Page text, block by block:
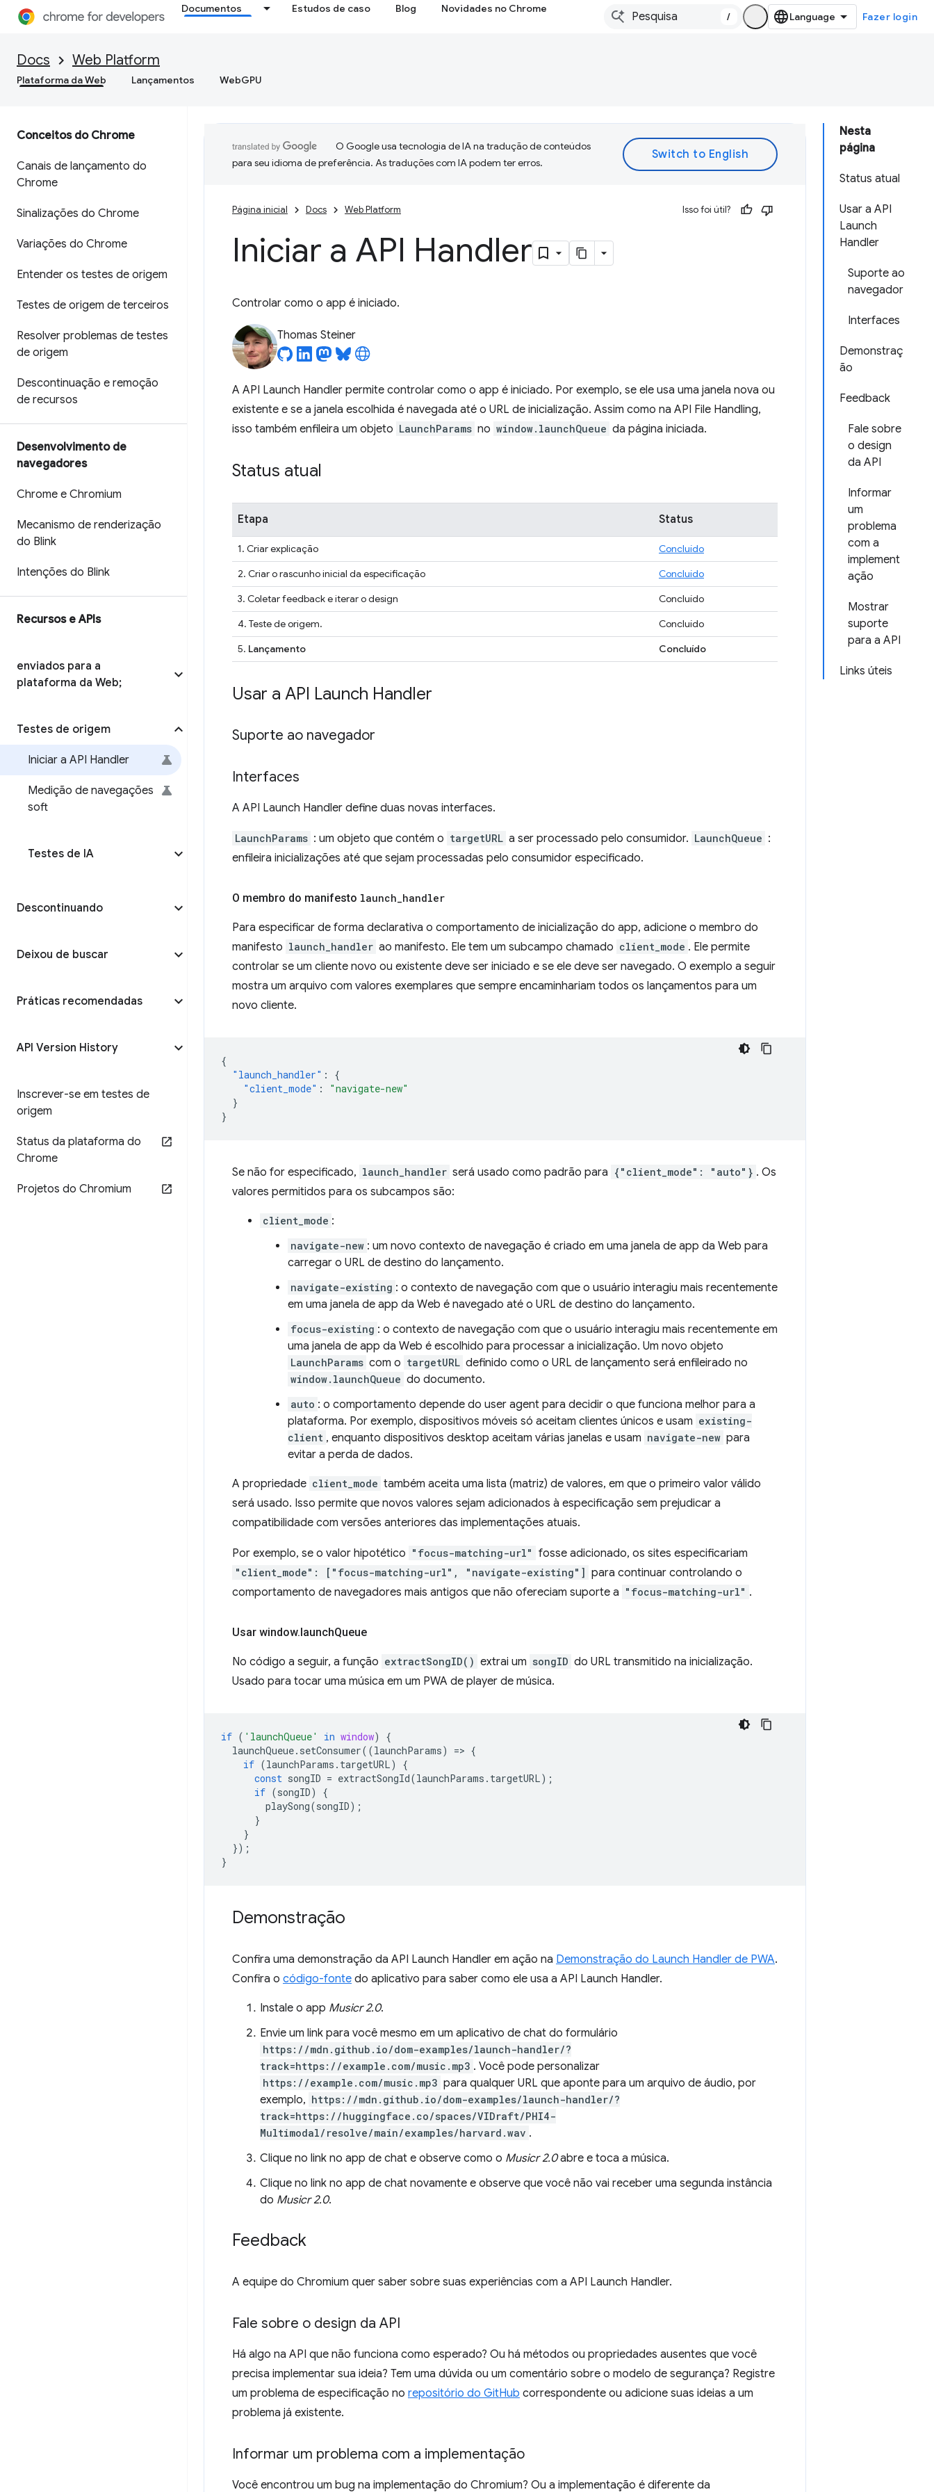
Documentos Estudos de caso Blog Novidades no Chrome
/ Fazer login
Docs Web Platform
Plataforma da Web Lançamentos WebGPU
Conceitos do Chrome
Canais de lançamento do
Chrome
Sinalizações do Chrome
Variações do Chrome
Entender os testes de origem
Testes de origem de terceiros
Resolver problemas de testes
de origem
Descontinuação e remoção
de recursos
Desenvolvimento de
navegadores
Chrome e Chromium
Mecanismo de renderização
do Blink
Intenções do Blink
Recursos e APIs
enviados para a
plataforma da Web;
Testes de origem
Iniciar a API Handler
Medição de navegações
soft
Testes de IA
Descontinuando
Deixou de buscar
Práticas recomendadas
API Version History
Inscrever-se em testes de
origem
Status da plataforma do
Chrome
Projetos do Chromium
Nesta
página
Status atual
Usar a API
Launch
Handler
Suporte ao
navegador
Interfaces
Demonstraç
ão
Feedback
Fale sobre
o design
da API
Informar
um
problema
com a
implement
ação
Mostrar
suporte
para a API
Links úteis
O Google usa tecnologia de IA na tradução de conteúdos
para seu idioma de preferência. As traduções com IA podem ter erros.
Página inicial Docs Web Platform Isso foi útil?
Iniciar a API Handler
Controlar como o app é iniciado.
Thomas Steiner
A API Launch Handler permite controlar como o app é iniciado. Por exemplo, se ele usa uma janela nova ou
existente e se a janela escolhida é navegada até o URL de inicialização. Assim como na API File Handling,
isso também enfileira um objeto LaunchParams no window.launchQueue da página iniciada.
Status atual
Etapa Status
1. Criar explicação
Concluído
2. Criar o rascunho inicial da especificação
Concluído
3. Coletar feedback e iterar o design
Concluído
4. Teste de origem.
Concluído
5. Lançamento Concluído
Usar a API Launch Handler
Suporte ao navegador
Interfaces
A API Launch Handler define duas novas interfaces.
LaunchParams : um objeto que contém o targetURL a ser processado pelo consumidor. LaunchQueue :
enfileira inicializações até que sejam processadas pelo consumidor especificado.
O membro do manifesto launch_handler
Para especificar de forma declarativa o comportamento de inicialização do app, adicione o membro do
manifesto launch_handler ao manifesto. Ele tem um subcampo chamado client_mode . Ele permite
controlar se um cliente novo ou existente deve ser iniciado e se ele deve ser navegado. O exemplo a seguir
mostra um arquivo com valores exemplares que sempre encaminhariam todos os lançamentos para um
novo cliente.
{
"launch_handler" :
{
"client_mode" :
"navigate-new"
}
}
Se não for especificado, launch_handler será usado como padrão para {"client_mode": "auto"} . Os
valores permitidos para os subcampos são:
client_mode :
navigate-new : um novo contexto de navegação é criado em uma janela de app da Web para
carregar o URL de destino do lançamento.
navigate-existing : o contexto de navegação com que o usuário interagiu mais recentemente
em uma janela de app da Web é navegado até o URL de destino do lançamento.
focus-existing : o contexto de navegação com que o usuário interagiu mais recentemente em
uma janela de app da Web é escolhido para processar a inicialização. Um novo objeto
LaunchParams com o targetURL definido como o URL de lançamento será enfileirado no
window.launchQueue do documento.
auto : o comportamento depende do user agent para decidir o que funciona melhor para a
plataforma. Por exemplo, dispositivos móveis só aceitam clientes únicos e usam existing-
client , enquanto dispositivos desktop aceitam várias janelas e usam navigate-new para
evitar a perda de dados.
A propriedade client_mode também aceita uma lista (matriz) de valores, em que o primeiro valor válido
será usado. Isso permite que novos valores sejam adicionados à especificação sem prejudicar a
compatibilidade com versões anteriores das implementações atuais.
Por exemplo, se o valor hipotético "focus-matching-url" fosse adicionado, os sites especificariam
"client_mode": ["focus-matching-url", "navigate-existing"] para continuar controlando o
comportamento de navegadores mais antigos que não ofereciam suporte a "focus-matching-url" .
Usar window.launchQueue
No código a seguir, a função extractSongID() extrai um songID do URL transmitido na inicialização.
Usado para tocar uma música em um PWA de player de música.
if ( 'launchQueue' in window)
{
launchQueue. setConsumer((launchParams) => {
if (launchParams . targetURL)
{
const songID = extractSongId(launchParams . targetURL);
if (songID)
{
playSong(songID);
}
}
});
}
Demonstração
Confira uma demonstração da API Launch Handler em ação na Demonstração do Launch Handler de PWA.
Confira o código-fonte do aplicativo para saber como ele usa a API Launch Handler.
Instale o app Musicr 2.0.
Envie um link para você mesmo em um aplicativo de chat do formulário
https://mdn.github.io/dom-examples/launch-handler/?
track=https://example.com/music.mp3 . Você pode personalizar
https://example.com/music.mp3 para qualquer URL que aponte para um arquivo de áudio, por
exemplo, https://mdn.github.io/dom-examples/launch-handler/?
track=https://huggingface.co/spaces/VIDraft/PHI4-
Multimodal/resolve/main/examples/harvard.wav .
Clique no link no app de chat e observe como o Musicr 2.0abre e toca a música.
Clique no link no app de chat novamente e observe que você não vai receber uma segunda instância
do Musicr 2.0.
Feedback
A equipe do Chromium quer saber sobre suas experiências com a API Launch Handler.
Fale sobre o design da API
Há algo na API que não funciona como esperado? Ou há métodos ou propriedades ausentes que você
precisa implementar sua ideia? Tem uma dúvida ou um comentário sobre o modelo de segurança? Registre
um problema de especificação no repositório do GitHub correspondente ou adicione suas ideias a um
problema já existente.
Informar um problema com a implementação
Você encontrou um bug na implementação do Chromium? Ou a implementação é diferente da